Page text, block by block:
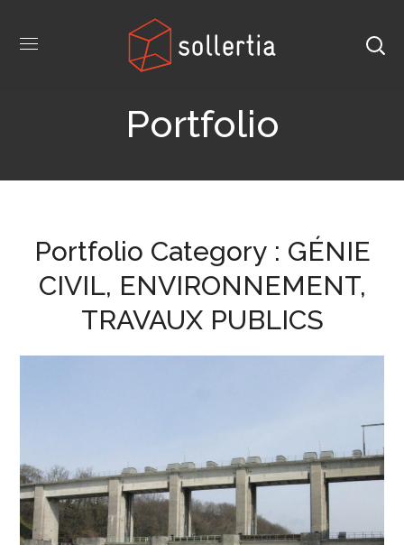
Portfolio
Portfolio Category : GÉNIE
CIVIL, ENVIRONNEMENT,
TRAVAUX PUBLICS
GÉNIE CIVIL, ENVIRONNEMENT, TRAVAUX PUBLICS